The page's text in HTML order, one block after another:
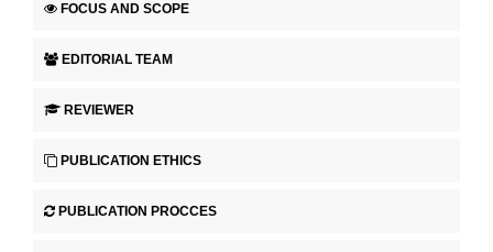
FOCUS AND SCOPE
EDITORIAL TEAM
REVIEWER
PUBLICATION ETHICS
PUBLICATION PROCCES